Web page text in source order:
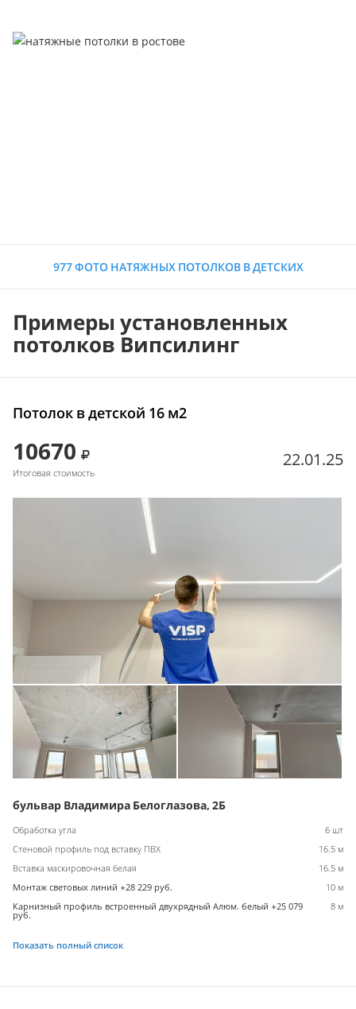
977 ФОТО НАТЯЖНЫХ ПОТОЛКОВ В ДЕТСКИХ
Примеры установленных
потолков Випсилинг
Потолок в детской 16 м2
10670
Итоговая стоимость
22.01.25
бульвар Владимира Белоглазова, 2Б
Обработка угла
6 шт
Стеновой профиль под вставку ПВХ
16.5 м
Вставка маскировочная белая
16.5 м
Монтаж световых линий +28 229 руб.
10 м
Карнизный профиль встроенный двухрядный Алюм. белый +25 079
руб.
8 м
Показать полный список